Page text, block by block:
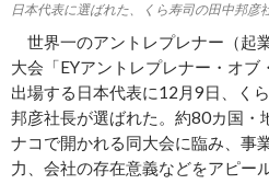
日本代表に選ばれた、くら寿司の田中邦彦
世界一のアントレプレナー（起
大会「EYアントレプレナー・オブ
出場する日本代表に12月9日、く
邦彦社長が選ばれた。約80カ国
ナコで開かれる同大会に臨み、事
力、会社の存在意義などをアピー